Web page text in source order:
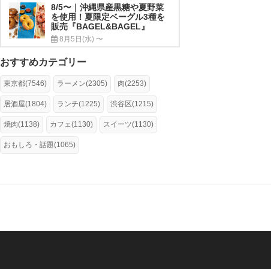
8/5〜｜沖縄県産黒糖や夏野菜
を使用！夏限定ベーグル3種を
販売『BAGEL&BAGEL』
8月5日(水) 〜
おすすめカテゴリー
東京都(7546) ラーメン(2305) 肉(2253)
居酒屋(1804) ランチ(1225) 渋谷区(1215)
焼肉(1138) カフェ(1130) スイーツ(1130)
おもしろ・話題(1065)